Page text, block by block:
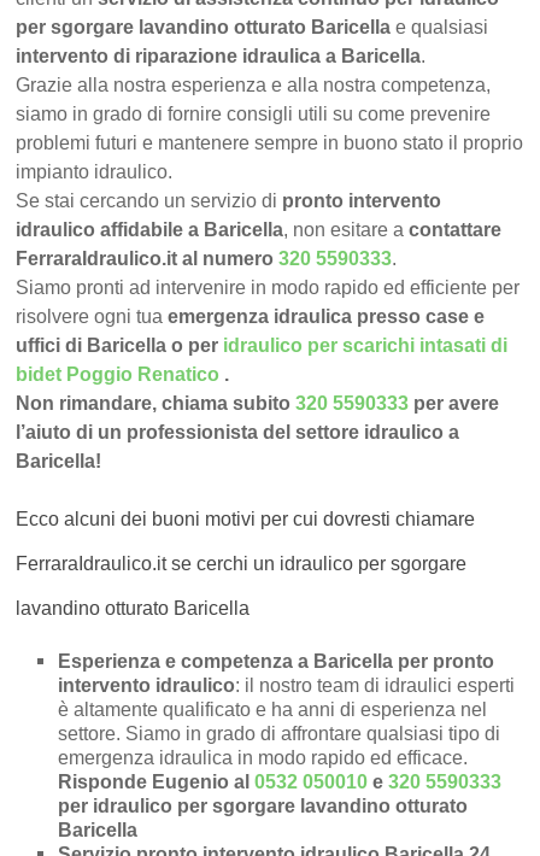
per sgorgare lavandino otturato Baricella e qualsiasi
intervento di riparazione idraulica a Baricella.
Grazie alla nostra esperienza e alla nostra competenza,
siamo in grado di fornire consigli utili su come prevenire
problemi futuri e mantenere sempre in buono stato il proprio
impianto idraulico.
Se stai cercando un servizio di pronto intervento
idraulico affidabile a Baricella, non esitare acontattare
FerraraIdraulico.it al numero320 5590333.
Siamo pronti ad intervenire in modo rapido ed efficiente per
risolvere ogni tuaemergenza idraulica presso case e
uffici di Baricella o per idraulico per scarichi intasati di
bidet Poggio Renatico .
Non rimandare, chiama subito320 5590333 per avere
l’aiuto di un professionista del settore idraulico a
Baricella!
Ecco alcuni dei buoni motivi per cui dovresti chiamare
FerraraIdraulico.it se cerchi un idraulico per sgorgare
lavandino otturato Baricella
Esperienza e competenza a Baricella per pronto
intervento idraulico: il nostro team di idraulici esperti
è altamente qualificato e ha anni di esperienza nel
settore. Siamo in grado di affrontare qualsiasi tipo di
emergenza idraulica in modo rapido ed efficace.
Risponde Eugenio al0532 050010 e320 5590333
per idraulico per sgorgare lavandino otturato
Baricella